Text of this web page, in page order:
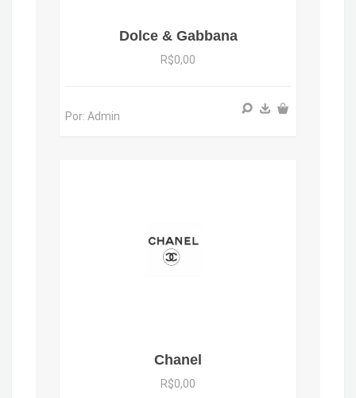
Dolce & Gabbana
R$0,00
Por: Admin
Chanel
R$0,00